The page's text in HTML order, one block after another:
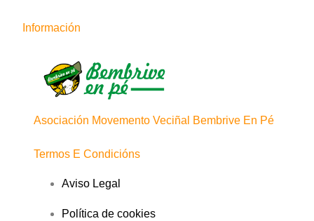
Información
Asociación Movemento Veciñal Bembrive En Pé
Termos E Condicións
Aviso Legal
Política de cookies